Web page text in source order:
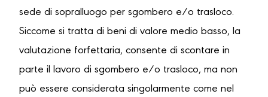
sede di sopralluogo per sgombero e/o trasloco.
Siccome si tratta di beni di valore medio basso, la
valutazione forfettaria, consente di scontare in
parte il lavoro di sgombero e/o trasloco, ma non
può essere considerata singolarmente come nel